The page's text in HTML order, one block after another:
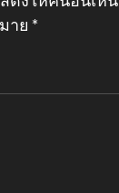
าย *